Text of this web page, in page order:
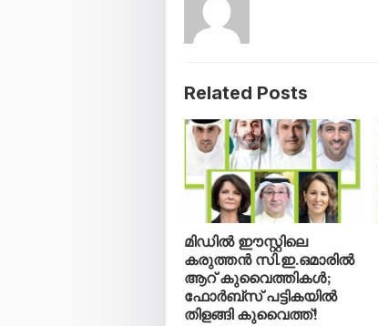
Related Posts
മിഡിൽ ഈസ്റ്റിലെ
കരുത്തൻ സി.ഇ.ഒമാരിൽ
ആറ് കുവൈത്തികൾ;
ഫോർബ്സ് പട്ടികയിൽ
തിളങ്ങി കുവൈത്ത്!